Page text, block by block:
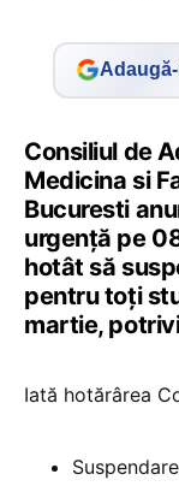
Consiliul de
Medicina si
Bucuresti
urgenţă pe
hotât să
pentru toţi
martie,
Iată hotărârea